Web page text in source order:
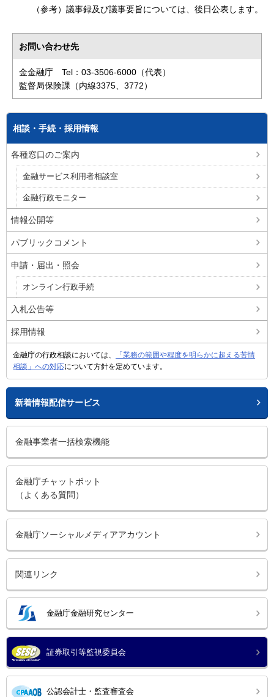
（参考）議事録及び議事要旨については、後日公表します。
お問い合わせ先
金金融庁 Tel：03-3506-6000（代表）
監督局保険課（内線3375、3772）
相談・手続・採用情報
各種窓口のご案内
金融サービス利用者相談室
金融行政モニター
情報公開等
パブリックコメント
申請・届出・照会
オンライン行政手続
入札公告等
採用情報
金融庁の行政相談においては、
「業務の範囲や程度を明らかに超える苦情
相談」への対応について方針を定めています。
新着情報配信サービス
金融事業者一括検索機能
金融庁チャットボット
（よくある質問）
金融庁ソーシャルメディアアカウント
関連リンク
金融庁金融研究センター
証券取引等監視委員会
公認会計士・監査審査会